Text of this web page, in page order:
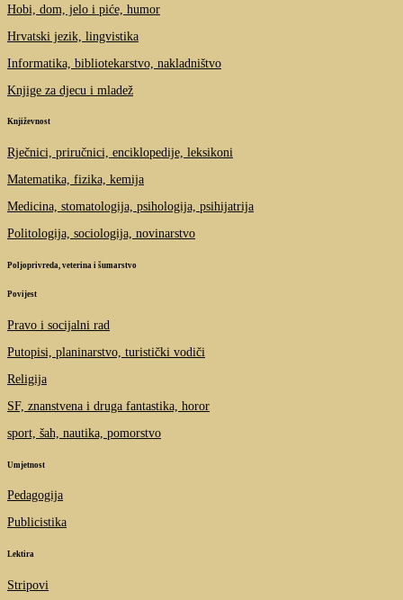
Hobi, dom, jelo i piće, humor
Hrvatski jezik, lingvistika
Informatika, bibliotekarstvo, nakladništvo
Knjige za djecu i mladež
Književnost
Rječnici, priručnici, enciklopedije, leksikoni
Matematika, fizika, kemija
Medicina, stomatologija, psihologija, psihijatrija
Politologija, sociologija, novinarstvo
Poljoprivreda, veterina i šumarstvo
Povijest
Pravo i socijalni rad
Putopisi, planinarstvo, turistički vodiči
Religija
SF, znanstvena i druga fantastika, horor
sport, šah, nautika, pomorstvo
Umjetnost
Pedagogija
Publicistika
Lektira
Stripovi